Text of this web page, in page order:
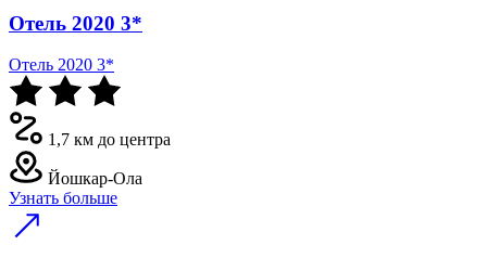
Отель 2020 3*
Отель 2020 3*
1,7 км до центра
Йошкар-Ола
Узнать больше